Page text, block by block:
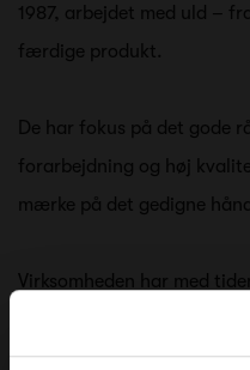
1987, arbejdet med uld –
færdige produkt.
De har fokus på det gode
forarbejdning og høj
mærke på det gedigne
Virksomheden har med
ision om at forene deres
materialets mange